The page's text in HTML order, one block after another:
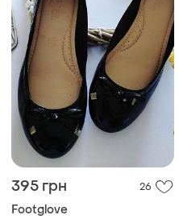
395 грн 26
Footglove